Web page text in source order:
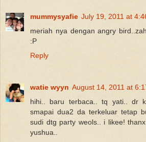
mummysyafie July 19, 2011 at
meriah nya dengan angry
:P
Reply
watie wyyn August 14, 2011 at
hihi.. baru terbaca.. tq yati.. dr
smapai dua2 da terkeluar tetap
sudi dtg party weols.. i likee!
yushua..